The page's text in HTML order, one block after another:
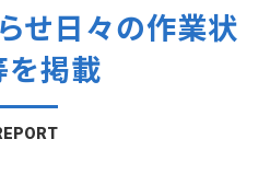
せ日々の作業状
を掲載